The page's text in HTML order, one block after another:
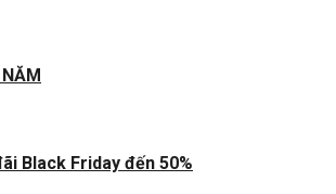
Black Friday đến 50%